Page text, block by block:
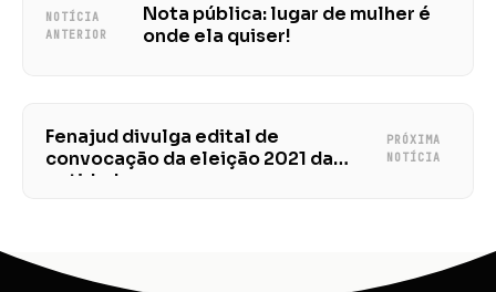
NOTÍCIA
ANTERIOR
Nota pública: lugar de mulher é
onde ela quiser!
Fenajud divulga edital de
convocação da eleição 2021 da
entidade
PRÓXIMA
NOTÍCIA